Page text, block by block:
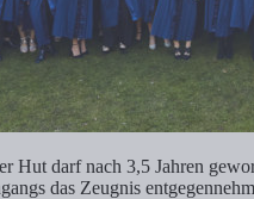
Hut darf nach 3,5 Jahren
das Zeugnis